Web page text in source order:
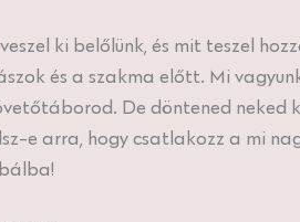
ki belőlünk, és mit teszel
és a szakma előtt. Mi
De döntened neked
e arra, hogy csatlakozz a mi